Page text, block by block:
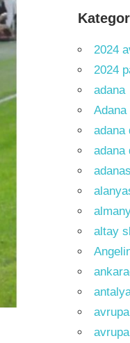
2024
2024
adana
adana
adana
altay